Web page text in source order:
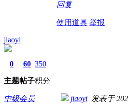
回复
使用道具 举报
jiaoyi
0
主题
60
帖子
350
积分
中级会员 jiaoyi 发表于